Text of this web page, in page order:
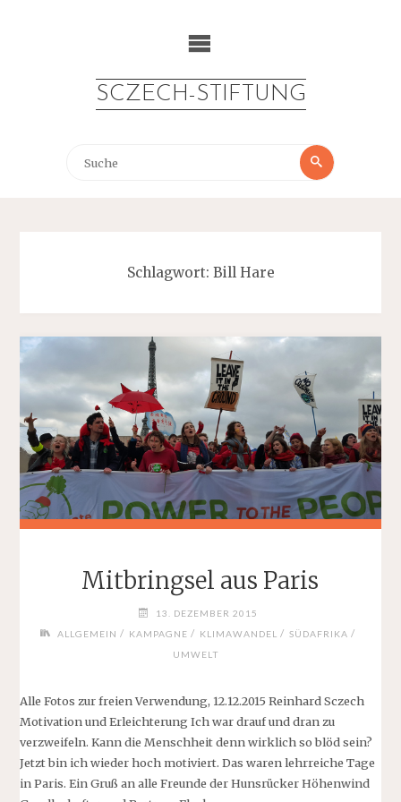
SCZECH-STIFTUNG
Suche
Suche
Schlagwort: Bill Hare
Mitbringsel aus Paris
13. DEZEMBER 2015
ALLGEMEIN / KAMPAGNE / KLIMAWANDEL / SÜDAFRIKA /
UMWELT
Alle Fotos zur freien Verwendung, 12.12.2015 Reinhard Sczech
Motivation und Erleichterung Ich war drauf und dran zu
verzweifeln. Kann die Menschheit denn wirklich so blöd sein?
Jetzt bin ich wieder hoch motiviert. Das waren lehrreiche Tage
in Paris. Ein Gruß an alle Freunde der Hunsrücker Höhenwind